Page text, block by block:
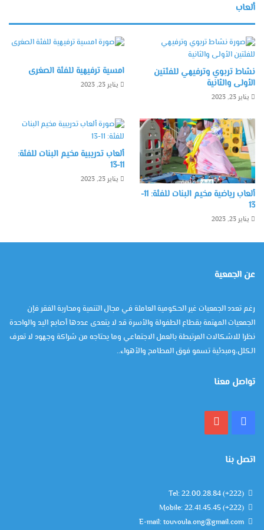
ألعاب
نشاط تربوي وترفيهي للفئتين
الأولى والثانية
يناير 23, 2023
امسية ترفيهية للفئة الصغرى
يناير 23, 2023
ألعاب رياضية مخيم البنات للفئة: 11-
13
يناير 23, 2023
ألعاب تدريبية مخيم البنات للفئة:
11-13
يناير 23, 2023
عن الجمعية
رغم تعدد الجمعيات غير الحكومية العاملة في مجال التنمية ومحاربة الفقر فإن
الجمعيات المهتمة بقطاع الطفولة والأسرة قد لا يتعدى عددها أصابع اليد والواحدة
نظرا للاشكالات المرتبطة بالعمل الاجتماعي وما يحتاجه من شراكة وجهود لا تعرف
الكلل،ومبدئية تسمو فوق المطامح والأهواء..
تواصل معنا
فيسبوك
اتصل بنا